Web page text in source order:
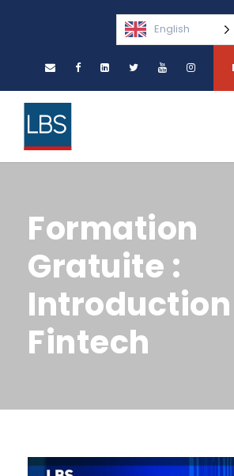
English
Formation
Gratuite :
Fintech